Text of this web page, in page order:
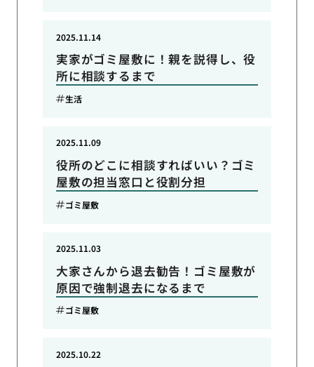
実家がゴミ屋敷に！親を説得し、役
所に相談するまで
2025.11.14
生活
役所のどこに相談すればいい？ゴミ
屋敷の担当窓口と役割分担
2025.11.09
ゴミ屋敷
大家さんから退去勧告！ゴミ屋敷が
原因で強制退去になるまで
2025.11.03
ゴミ屋敷
2025.10.22